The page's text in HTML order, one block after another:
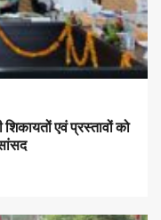
एवं प्रस्तावों को